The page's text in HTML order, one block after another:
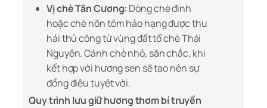
Vị chè Tân Cương: Dòng chè đinh
hoặc chè nõn tôm hảo hạng được thu
hái thủ công từ vùng đất tổ chè Thái
Nguyên. Cánh chè nhỏ, săn chắc, khi
kết hợp với hương sen sẽ tạo nên sự
đồng điệu tuyệt vời.
Quy trình lưu giữ hương thơm bí truyền